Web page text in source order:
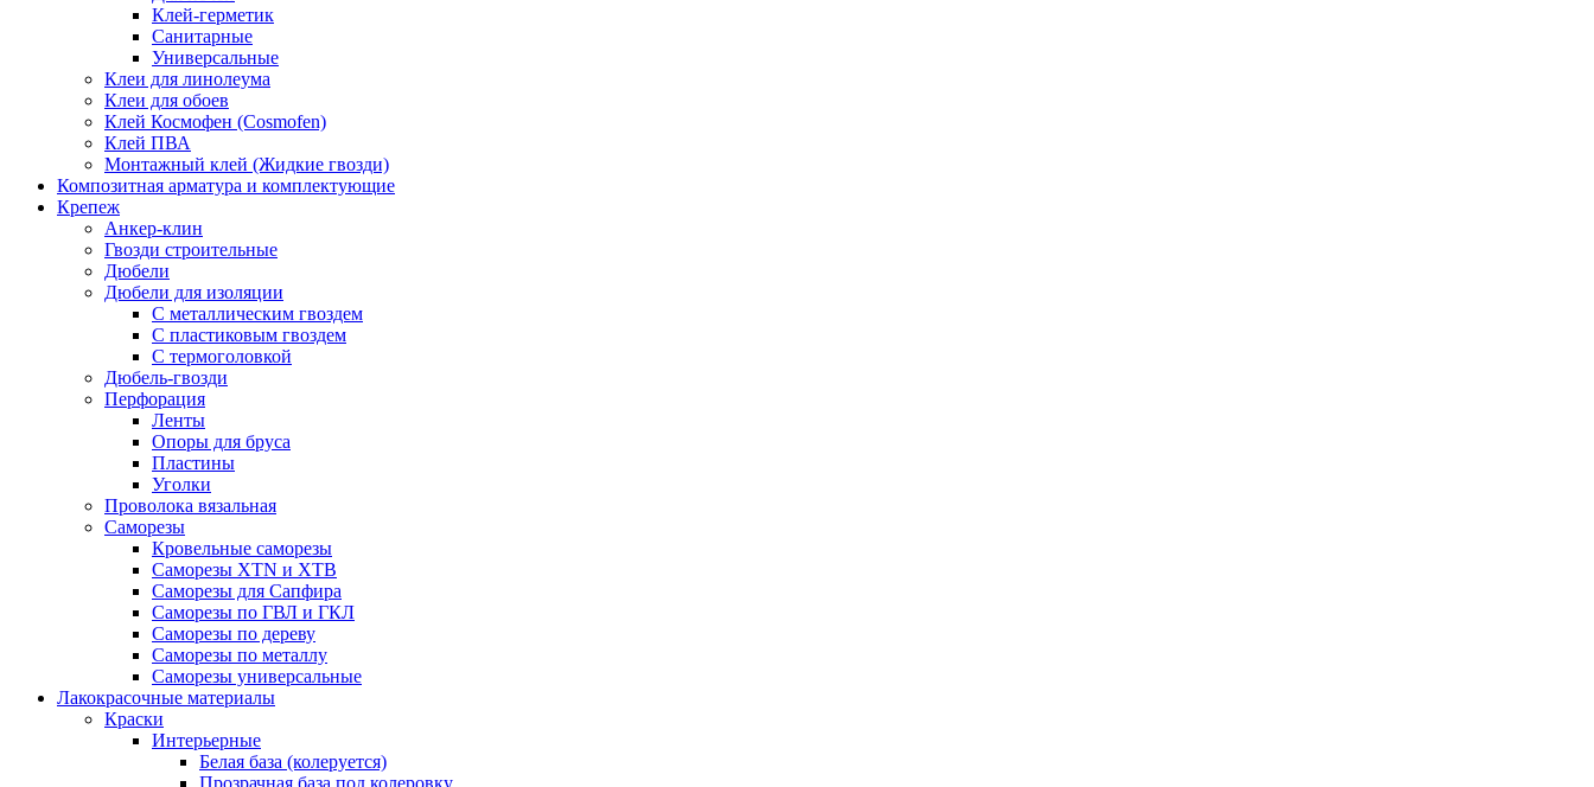
Клей-герметик
Санитарные
Универсальные
Клеи для линолеума
Клеи для обоев
Клей Космофен (Cosmofen)
Клей ПВА
Монтажный клей (Жидкие гвозди)
Композитная арматура и комплектующие
Крепеж
Анкер-клин
Гвозди строительные
Дюбели
Дюбели для изоляции
С металлическим гвоздем
С пластиковым гвоздем
С термоголовкой
Дюбель-гвозди
Перфорация
Ленты
Опоры для бруса
Пластины
Уголки
Проволока вязальная
Саморезы
Кровельные саморезы
Саморезы XTN и ХTB
Саморезы для Сапфира
Саморезы по ГВЛ и ГКЛ
Саморезы по дереву
Саморезы по металлу
Саморезы универсальные
Лакокрасочные материалы
Краски
Интерьерные
Белая база (колеруется)
Прозрачная база под колеровку